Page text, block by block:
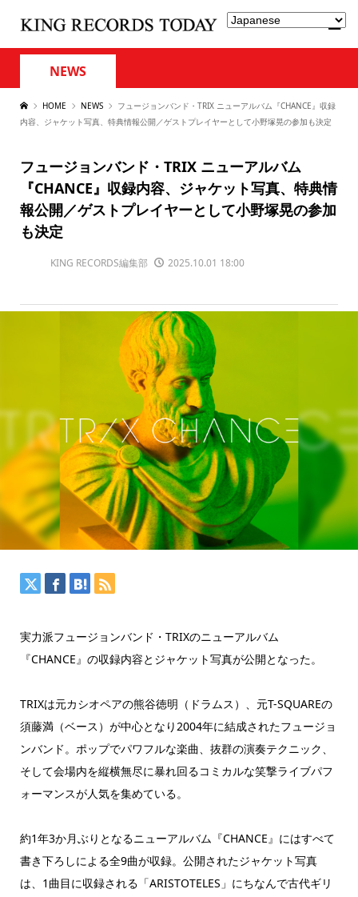
NEWS
HOME NEWS
フュージョンバンド・TRIX ニューアルバム『CHANCE』収録
内容、ジャケット写真、特典情報公開／ゲストプレイヤーとして小野塚晃の参加も決定
フュージョンバンド・TRIX ニューアルバム
『CHANCE』収録内容、ジャケット写真、特典情
報公開／ゲストプレイヤーとして小野塚晃の参加
も決定
KING RECORDS編集部 2025.10.01 18:00
実力派フュージョンバンド・TRIXのニューアルバム
『CHANCE』の収録内容とジャケット写真が公開となった。
TRIXは元カシオペアの熊谷徳明（ドラムス）、元T-SQUAREの
須藤満（ベース）が中心となり2004年に結成されたフュージョ
ンバンド。ポップでパワフルな楽曲、抜群の演奏テクニック、
そして会場内を縦横無尽に暴れ回るコミカルな笑撃ライブパフ
ォーマンスが人気を集めている。
約1年3か月ぶりとなるニューアルバム『CHANCE』にはすべて
書き下ろしによる全9曲が収録。公開されたジャケット写真
は、1曲目に収録される「ARISTOTELES」にちなんで古代ギリ